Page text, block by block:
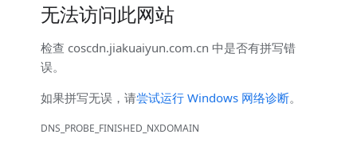
无法访问此网站
检查 coscdn.jiakuaiyun.com.cn 中是否有拼写错
误。
如果拼写无误，请尝试运行 Windows 网络诊断。
DNS_PROBE_FINISHED_NXDOMAIN